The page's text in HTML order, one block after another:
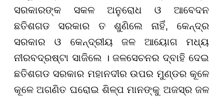
ସରକାରଙ୍କ ସକଳ ଅନୁରୋଧ ଓ ଆବେଦନ
ଛତିଶଗଡ ସରକାର ତ ଶୁଣିଲେ ନାହିଁ,କେନ୍ଦ୍ର
ସରକାର ଓ କେନ୍ଦ୍ରୀୟ ଜଳ ଆୟୋଗ ମଧ୍ୟ
ନୀରବଦ୍ରଷ୍ଟା ସାଜିଲେ । ଜଳସେଚନର ଦ୍ବାହି ଦେଇ
ଛତିଶଗଡ ସରକାର ମହାନଦୀର ଉପର ମୁଣ୍ଡର କୂଳେ
କୂଳେ ଅଗଣିତ ଘରୋଇ ଶିଳ୍ପ ମାନଙ୍କୁ ଅଜସ୍ର ଜଳ